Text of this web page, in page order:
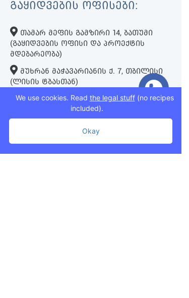
ᲒᲐᲧᲘᲓᲕᲔᲑᲘᲡ ᲝᲤᲘᲡᲔᲑᲘ:
ᲗᲐᲛᲐᲠ ᲛᲔᲤᲘᲡ ᲒᲐᲛᲖᲘᲠᲘ 14, ᲑᲐᲗᲣᲛᲘ
(ᲒᲐᲧᲘᲓᲕᲔᲑᲘᲡ ᲝᲤᲘᲡᲘ ᲓᲐ ᲞᲠᲝᲔᲥᲢᲘᲡ
ᲛᲓᲔᲑᲐᲠᲔᲝᲑᲐ)
ᲛᲣᲮᲠᲐᲜ ᲛᲐᲭᲐᲕᲐᲠᲘᲐᲜᲘᲡ Ქ. 7, ᲗᲑᲘᲚᲘᲡᲘ
(ᲚᲘᲡᲘᲡ ᲢᲑᲐᲡᲗᲐᲜ)
+995 593 75 50 50
+995 593 76 50 50
+995 593 75 50 50
We use cookies. Read the legal stuff(no recipes
included).
Okay